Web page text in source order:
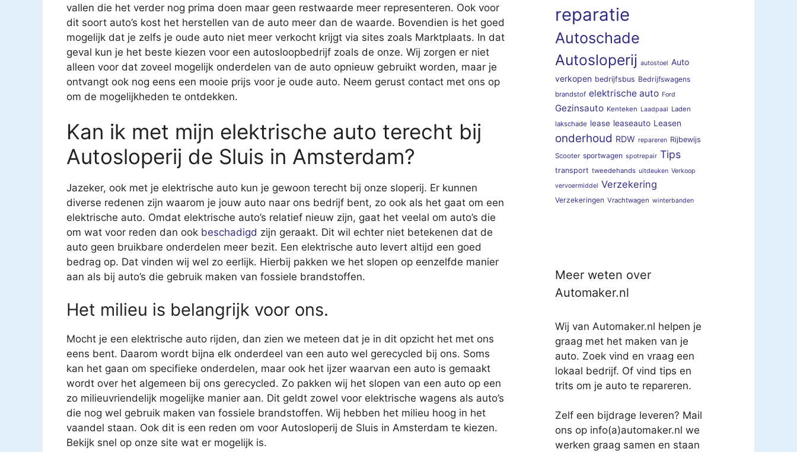
vallen die het verder nog prima doen maar geen restwaarde meer representeren. Ook voor
dit soort auto’s kost het herstellen van de auto meer dan de waarde. Bovendien is het goed
mogelijk dat je zelfs je oude auto niet meer verkocht krijgt via sites zoals Marktplaats. In dat
geval kun je het beste kiezen voor een autosloopbedrijf zoals de onze. Wij zorgen er niet
alleen voor dat zoveel mogelijk onderdelen van de auto opnieuw gebruikt worden, maar je
ontvangt ook nog eens een mooie prijs voor je oude auto. Neem gerust contact met ons op
om de mogelijkheden te ontdekken.
Kan ik met mijn elektrische auto terecht bij
Autosloperij de Sluis in Amsterdam?
Jazeker, ook met je elektrische auto kun je gewoon terecht bij onze sloperij. Er kunnen
diverse redenen zijn waarom je jouw auto naar ons bedrijf bent, zo ook als het gaat om een
elektrische auto. Omdat elektrische auto’s relatief nieuw zijn, gaat het veelal om auto’s die
om wat voor reden dan ook beschadigd zijn geraakt. Dit wil echter niet betekenen dat de
auto geen bruikbare onderdelen meer bezit. Een elektrische auto levert altijd een goed
bedrag op. Dat vinden wij wel zo eerlijk. Hierbij pakken we het slopen op eenzelfde manier
aan als bij auto’s die gebruik maken van fossiele brandstoffen.
Het milieu is belangrijk voor ons.
Mocht je een elektrische auto rijden, dan zien we meteen dat je in dit opzicht het met ons
eens bent. Daarom wordt bijna elk onderdeel van een auto wel gerecycled bij ons. Soms
kan het gaan om specifieke onderdelen, maar ook het ijzer waarvan een auto is gemaakt
wordt over het algemeen bij ons gerecycled. Zo pakken wij het slopen van een auto op een
zo milieuvriendelijk mogelijke manier aan. Dit geldt zowel voor elektrische wagens als auto’s
die nog wel gebruik maken van fossiele brandstoffen. Wij hebben het milieu hoog in het
vaandel staan. Ook dit is een reden om voor Autosloperij de Sluis in Amsterdam te kiezen.
Bekijk snel op onze site wat er mogelijk is.
reparatie
Autoschade
Autosloperij autostoel Auto
verkopen bedrijfsbus Bedrijfswagens
brandstof elektrische auto Ford
Gezinsauto Kenteken Laadpaal Laden
lakschade lease leaseauto Leasen
onderhoud RDW repareren Rijbewijs
Scooter sportwagen spotrepair Tips
transport tweedehands uitdeuken Verkoop
vervoermiddel Verzekering
Verzekeringen Vrachtwagen winterbanden
Meer weten over
Automaker.nl
Wij van Automaker.nl helpen je
graag met het maken van je
auto. Zoek vind en vraag een
lokaal bedrijf. Of vind tips en
trits om je auto te repareren.
Zelf een bijdrage leveren? Mail
ons op info(a)automaker.nl we
werken graag samen en staan